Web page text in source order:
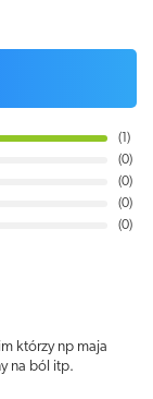
1
0
0
0
0
którzy np maja
na ból itp.